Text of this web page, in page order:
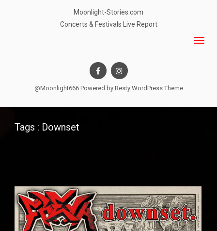
Moonlight-Stories.com
Concerts & Festivals Live Report
@Moonlight666 Powered by Besty WordPress Theme
Tags : Downset